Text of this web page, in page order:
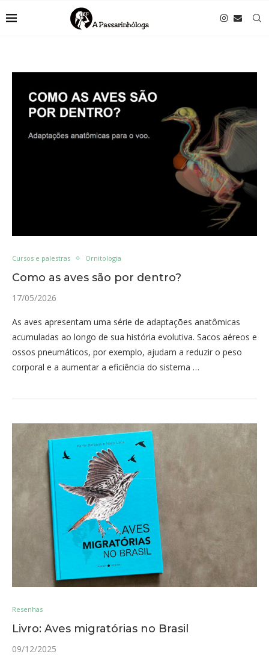
Cursos e palestras Ornitologia
Como as aves são por dentro?
17/05/2026
As aves apresentam uma série de adaptações anatômicas
acumuladas ao longo de sua história evolutiva. Sacos aéreos e
ossos pneumáticos, por exemplo, ajudam a reduzir o peso
corporal e a aumentar a eficiência do sistema …
Resenhas
Livro: Aves migratórias no Brasil
09/12/2025